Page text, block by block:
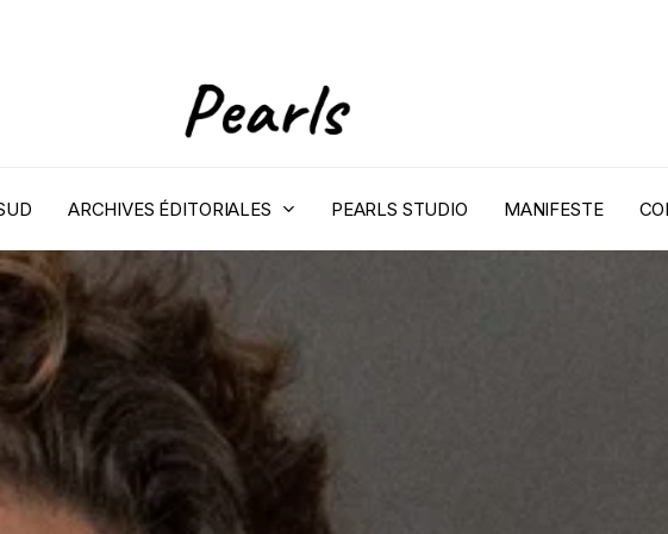
ARCHIVES ÉDITORIALES PEARLS STUDIO MANIFESTE